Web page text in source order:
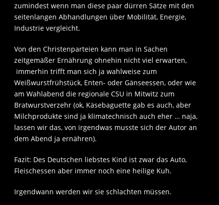
zumindest wenn man diese paar dürren Sätze mit den
seitenlangen Abhandlungen über Mobilität, Energie,
Industrie vergleicht.
Von den Christenparteien kann man in Sachen
zeitgemäßer Ernährung ohnehin nicht viel erwarten,
immerhin trifft man sich ja wahlweise zum
Weißwurstfrühstück, Enten- oder Gänseessen, oder wie
am Wahlabend die regionale CSU in Mitwitz zum
Bratwurstverzehr (ok, Käsebaguette gab es auch, aber
Milchprodukte sind ja klimatechnisch auch eher … naja,
lassen wir das, von irgendwas musste sich der Autor an
dem Abend ja ernähren).
Fazit: Des Deutschen liebstes Kind ist zwar das Auto,
Fleischessen aber immer noch eine heilige Kuh.
Irgendwann werden wir sie schlachten müssen.